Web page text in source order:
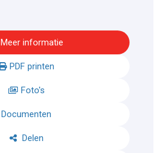
Meer informatie
PDF printen
Foto's
Documenten
Delen